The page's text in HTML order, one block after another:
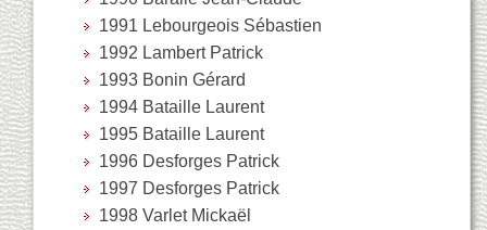
1991 Lebourgeois Sébastien
1992 Lambert Patrick
1993 Bonin Gérard
1994 Bataille Laurent
1995 Bataille Laurent
1996 Desforges Patrick
1997 Desforges Patrick
1998 Varlet Mickaël